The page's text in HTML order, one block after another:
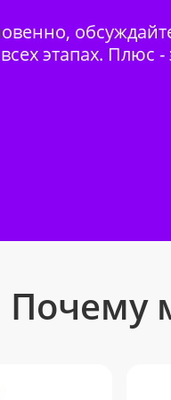
этапах. Плюс
Почему